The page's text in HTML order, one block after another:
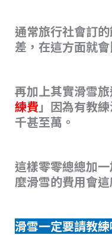
通常旅行社會訂
差，在這方面就
再加上其實滑雪
練費」因為有教
千甚至萬。
這樣零零總總加
麼滑雪的費用會這
滑雪一定要請教練